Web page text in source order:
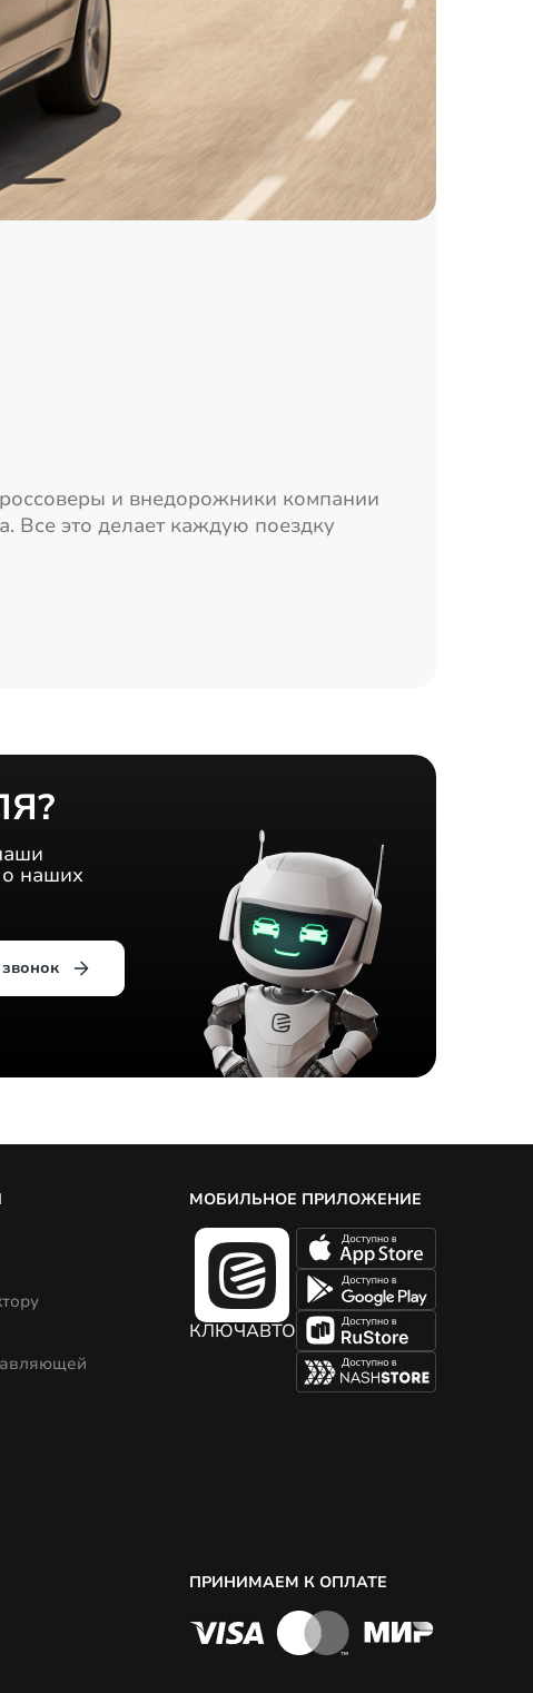
и внедорожники компании
Все это делает каждую поездку
о наших
МОБИЛЬНОЕ ПРИЛОЖЕНИЕ
КЛЮЧАВТО
ПРИНИМАЕМ К ОПЛАТЕ